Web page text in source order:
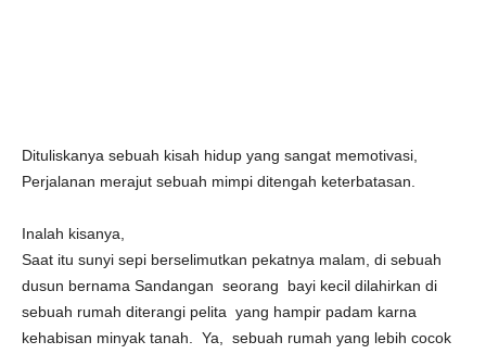
Dituliskanya sebuah kisah hidup yang sangat memotivasi,
Perjalanan merajut sebuah mimpi ditengah keterbatasan.
Inalah kisanya,
Saat itu sunyi sepi berselimutkan pekatnya malam, di sebuah
dusun bernama Sandangan seorang bayi kecil dilahirkan di
sebuah rumah diterangi pelita yang hampir padam karna
kehabisan minyak tanah. Ya, sebuah rumah yang lebih cocok